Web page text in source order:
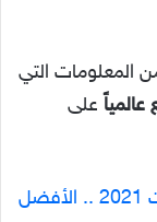
المعلومات التي
على
ع قياس سرعة النت 2021 .. الأفضل